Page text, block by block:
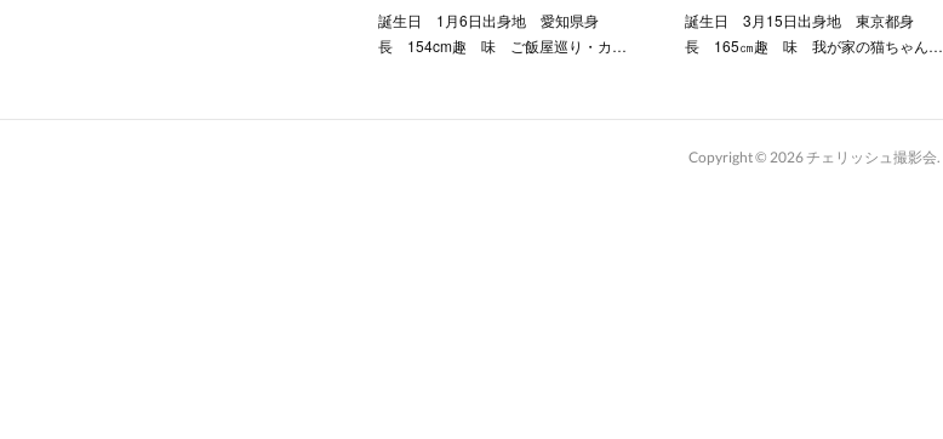
誕生日 1月6日出身地 愛知県身
長 154cm趣 味 ご飯屋巡り・カ…
誕生日 3月15日出身地 東京都身
長 165㎝趣 味 我が家の猫ちゃん…
Copyright © 2026チェリッシュ撮影会.